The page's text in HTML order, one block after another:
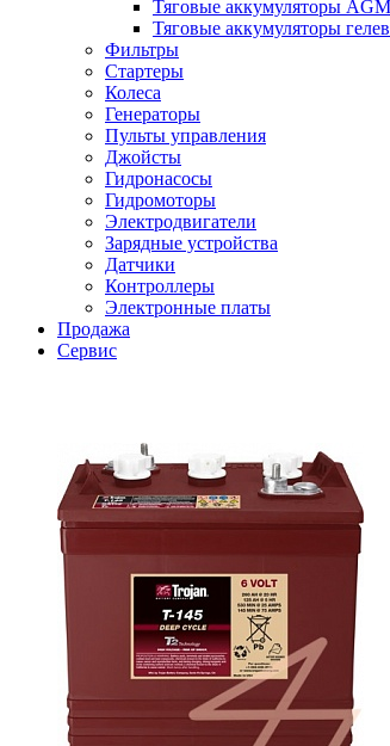
Тяговые аккумуляторы AGM
Тяговые аккумуляторы
Фильтры
Стартеры
Колеса
Генераторы
Пульты управления
Джойсты
Гидронасосы
Гидромоторы
Электродвигатели
Зарядные устройства
Датчики
Контроллеры
Электронные платы
Продажа
Сервис